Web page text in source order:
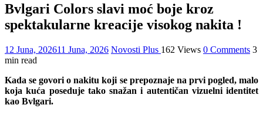
Bvlgari Colors slavi moć boje kroz
spektakularne kreacije visokog nakita !
12 Juna, 202611 Juna, 2026 Novosti Plus 162 Views 0 Comments 3
min read
Kada se govori o nakitu koji se prepoznaje na prvi pogled, malo
koja kuća poseduje tako snažan i autentičan vizuelni identitet
kao Bvlgari.